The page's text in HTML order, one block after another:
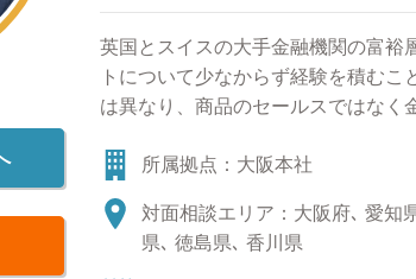
英国とスイスの大手金融機関の富裕
トについて少なからず経験を積む
は異なり、商品のセールスではなく
は大きな財産です。また、2010年
には国際公認投資アナリスト資格を
線でご相談をお受けすることができ
駄を排して低コストで分かりやす
所属拠点：大阪本社
対面相談エリア：大阪府､ 愛知
県､ 徳島県､ 香川県